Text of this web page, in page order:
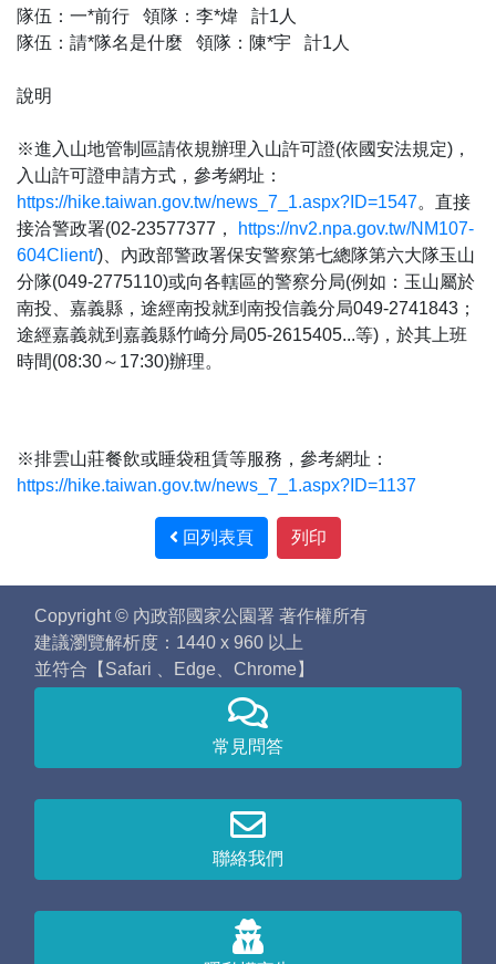
隊伍：一*前行 領隊：李*煒 計1人
隊伍：請*隊名是什麼 領隊：陳*宇 計1人
說明
※進入山地管制區請依規辦理入山許可證(依國安法規定)，
入山許可證申請方式，參考網址：
https://hike.taiwan.gov.tw/news_7_1.aspx?ID=1547。直接
接洽警政署(02-23577377，
https://nv2.npa.gov.tw/NM107-
604Client/)、內政部警政署保安警察第七總隊第六大隊玉山
分隊(049-2775110)或向各轄區的警察分局(例如：玉山屬於
南投、嘉義縣，途經南投就到南投信義分局049-2741843；
途經嘉義就到嘉義縣竹崎分局05-2615405...等)，於其上班
時間(08:30～17:30)辦理。
※排雲山莊餐飲或睡袋租賃等服務，參考網址：
https://hike.taiwan.gov.tw/news_7_1.aspx?ID=1137
回列表頁 列印
Copyright © 內政部國家公園署 著作權所有
建議瀏覽解析度：1440 x 960 以上
並符合【Safari 、Edge、Chrome】
常見問答
聯絡我們